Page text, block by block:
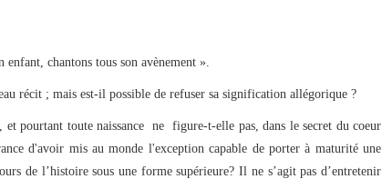
chantons tous son avènement ».
récit ; mais est-il possible de refuser sa signification allégorique ?
et pourtant toute naissance ne figure-t-elle pas, dans le secret du coeur
d'avoir mis au monde l'exception capable de porter à maturité une
de l’histoire sous une forme supérieure? Il ne s’agit pas d’entretenir